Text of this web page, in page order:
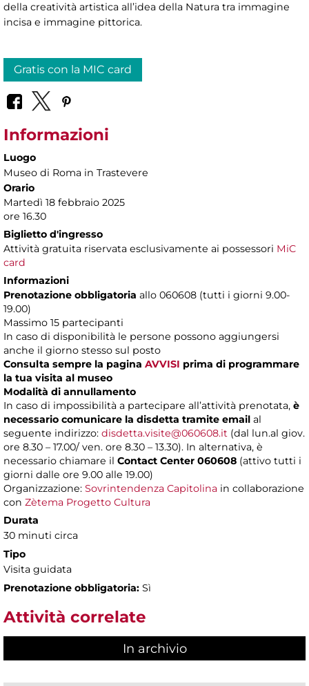
della creatività artistica all’idea della Natura tra immagine
incisa e immagine pittorica.
Gratis con la MIC card
Informazioni
Luogo
Museo di Roma in Trastevere
Orario
Martedì 18 febbraio 2025
ore 16.30
Biglietto d'ingresso
Attività gratuita riservata esclusivamente ai possessori MiC
card
Informazioni
Prenotazione obbligatoria allo 060608 (tutti i giorni 9.00-
19.00)
Massimo 15 partecipanti
In caso di disponibilità le persone possono aggiungersi
anche il giorno stesso sul posto
Consulta sempre la pagina AVVISI prima di programmare
la tua visita al museo
Modalità di annullamento
In caso di impossibilità a partecipare all’attività prenotata, è
necessario comunicare la disdetta tramite email al
seguente indirizzo: disdetta.visite@060608.it (dal lun.al giov.
ore 8.30 – 17.00/ ven. ore 8.30 – 13.30). In alternativa, è
necessario chiamare il Contact Center 060608 (attivo tutti i
giorni dalle ore 9.00 alle 19.00)
Organizzazione: Sovrintendenza Capitolina in collaborazione
con Zètema Progetto Cultura
Durata
30 minuti circa
Tipo
Visita guidata
Prenotazione obbligatoria: Sì
Attività correlate
In archivio